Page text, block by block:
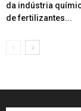
da indústria
de fertilizantes...